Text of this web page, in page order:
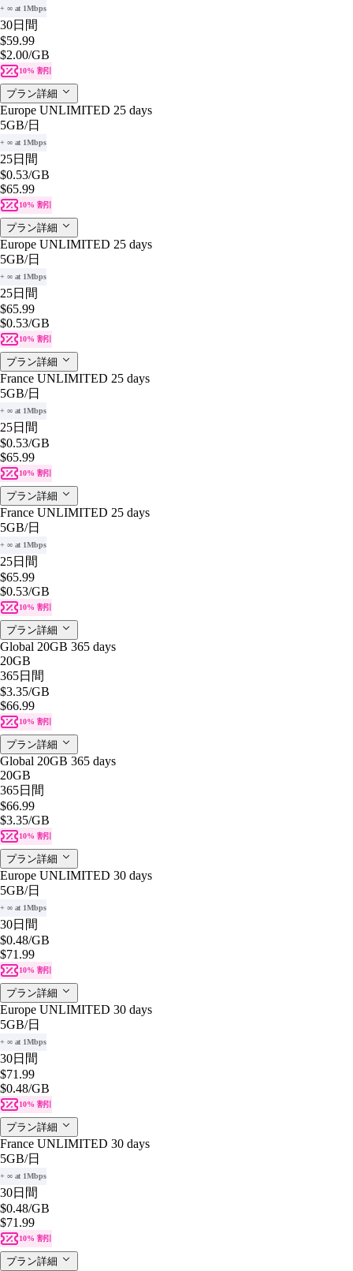
+ ∞ at 1Mbps
30日間
$59.99
$2.00/GB
10% 割引
プラン詳細
Europe UNLIMITED 25 days
5GB/日
+ ∞ at 1Mbps
25日間
$0.53/GB
$65.99
10% 割引
プラン詳細
Europe UNLIMITED 25 days
5GB/日
+ ∞ at 1Mbps
25日間
$65.99
$0.53/GB
10% 割引
プラン詳細
France UNLIMITED 25 days
5GB/日
+ ∞ at 1Mbps
25日間
$0.53/GB
$65.99
10% 割引
プラン詳細
France UNLIMITED 25 days
5GB/日
+ ∞ at 1Mbps
25日間
$65.99
$0.53/GB
10% 割引
プラン詳細
Global 20GB 365 days
20GB
365日間
$3.35/GB
$66.99
10% 割引
プラン詳細
Global 20GB 365 days
20GB
365日間
$66.99
$3.35/GB
10% 割引
プラン詳細
Europe UNLIMITED 30 days
5GB/日
+ ∞ at 1Mbps
30日間
$0.48/GB
$71.99
10% 割引
プラン詳細
Europe UNLIMITED 30 days
5GB/日
+ ∞ at 1Mbps
30日間
$71.99
$0.48/GB
10% 割引
プラン詳細
France UNLIMITED 30 days
5GB/日
+ ∞ at 1Mbps
30日間
$0.48/GB
$71.99
10% 割引
プラン詳細